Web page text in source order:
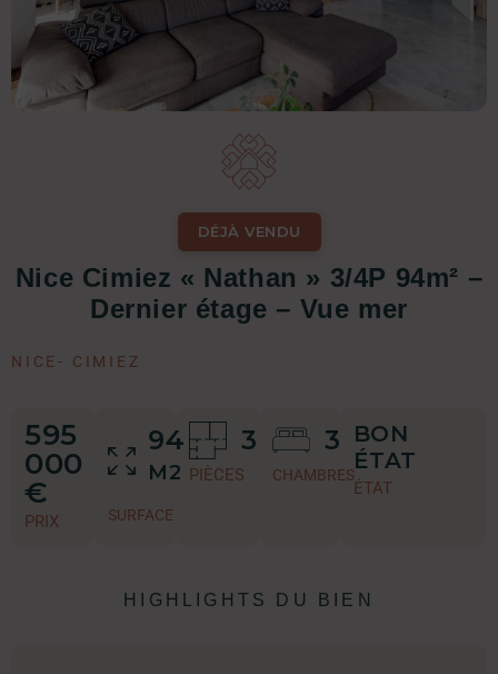
DÉJÀ VENDU
Nice Cimiez « Nathan » 3/4P 94m² –
Dernier étage – Vue mer
NICE- CIMIEZ
595
000
€
PRIX
3
PIÈCES
3
CHAMBRES
94
M2
SURFACE
BON
ÉTAT
ÉTAT
HIGHLIGHTS DU BIEN